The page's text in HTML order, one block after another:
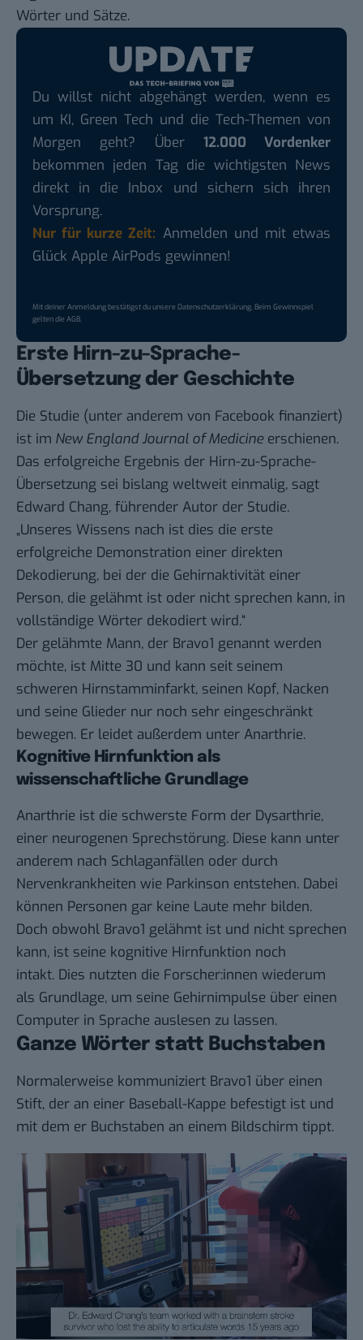
Wörter und Sätze.
Du willst nicht abgehängt werden, wenn es
um KI, Green Tech und die Tech-Themen von
Morgen geht? Über 12.000 Vordenker
bekommen jeden Tag die wichtigsten News
direkt in die Inbox und sichern sich ihren
Vorsprung.
Nur für kurze Zeit: Anmelden und mit etwas
Glück Apple AirPods gewinnen!
Mit deiner Anmeldung bestätigst du unsereDatenschutzerklärung. Beim Gewinnspiel
gelten dieAGB.
Erste Hirn-zu-Sprache-
Übersetzung der Geschichte
Die Studie (unter anderem von Facebook finanziert)
ist im New England Journal of Medicineerschienen.
Das erfolgreiche Ergebnis der Hirn-zu-Sprache-
Übersetzung sei bislang weltweit einmalig, sagt
Edward Chang, führender Autor der Studie.
„Unseres Wissens nach ist dies die erste
erfolgreiche Demonstration einer direkten
Dekodierung, bei der die Gehirnaktivität einer
Person, die gelähmt ist oder nicht sprechen kann, in
vollständige Wörter dekodiert wird.“
Der gelähmte Mann, der Bravo1 genannt werden
möchte, ist Mitte 30 und kann seit seinem
schweren Hirnstamminfarkt, seinen Kopf, Nacken
und seine Glieder nur noch sehr eingeschränkt
bewegen. Er leidet außerdem unter Anarthrie.
Kognitive Hirnfunktion als
wissenschaftliche Grundlage
Anarthrie ist die schwerste Form der Dysarthrie,
einer neurogenen Sprechstörung. Diese kann unter
anderem nach Schlaganfällen oder durch
Nervenkrankheiten wie Parkinson entstehen. Dabei
können Personen gar keine Laute mehr bilden.
Doch obwohl Bravo1 gelähmt ist und nicht sprechen
kann, ist seine kognitive Hirnfunktion noch
intakt. Dies nutzten die Forscher:innen wiederum
als Grundlage, um seine Gehirnimpulse über einen
Computer in Sprache auslesen zu lassen.
Ganze Wörter statt Buchstaben
Normalerweise kommuniziert Bravo1 über einen
Stift, der an einer Baseball-Kappe befestigt ist und
mit dem er Buchstaben an einem Bildschirm tippt.